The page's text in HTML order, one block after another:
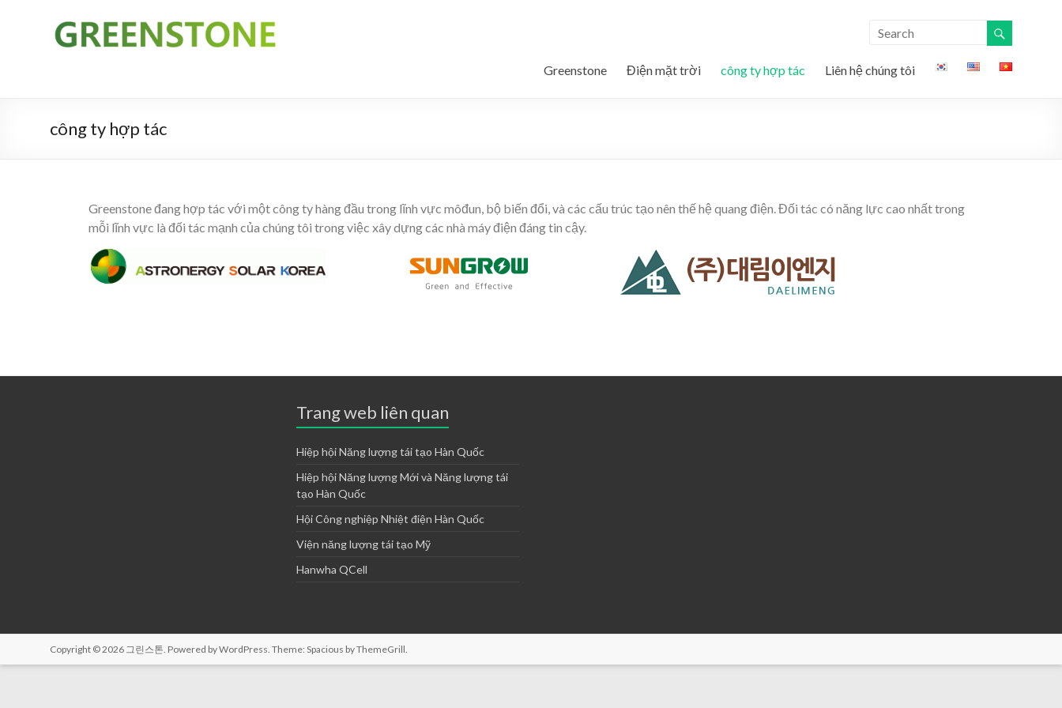
Greenstone Điện mặt trời công ty hợp tác Liên hệ chúng tôi
công ty hợp tác
Greenstone đang hợp tác với một công ty hàng đầu trong lĩnh vực môđun, bộ biến đổi, và các cấu trúc tạo nên thế hệ quang điện. Đối tác có năng lực cao nhất trong
mỗi lĩnh vực là đối tác mạnh của chúng tôi trong việc xây dựng các nhà máy điện đáng tin cậy.
Trang web liên quan
Hiệp hội Năng lượng tái tạo Hàn Quốc
Hiệp hội Năng lượng Mới và Năng lượng tái
tạo Hàn Quốc
Hội Công nghiệp Nhiệt điện Hàn Quốc
Viện năng lượng tái tạo Mỹ
Hanwha QCell
Copyright © 2026 그린스톤 . Powered byWordPress . Theme: Spacious byThemeGrill